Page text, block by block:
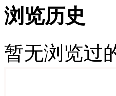
浏览历史
暂无浏览过